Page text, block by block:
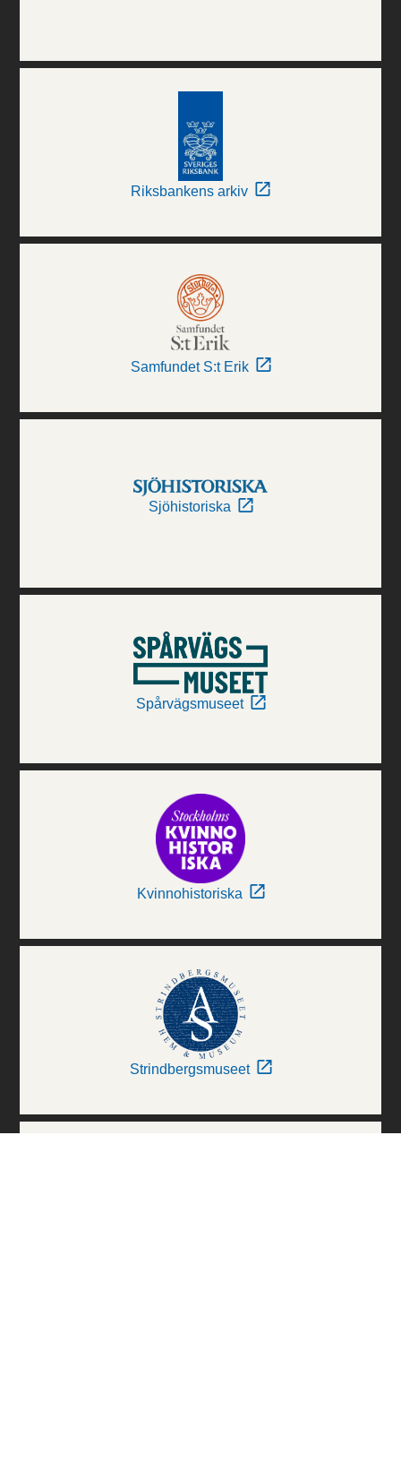
Riksbankens arkiv
Samfundet S:t Erik
Sjöhistoriska
Spårvägsmuseet
Kvinnohistoriska
Strindbergsmuseet